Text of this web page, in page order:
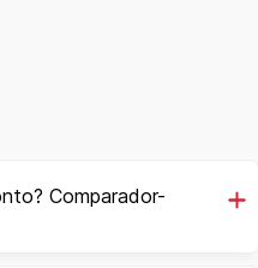
Comparador-